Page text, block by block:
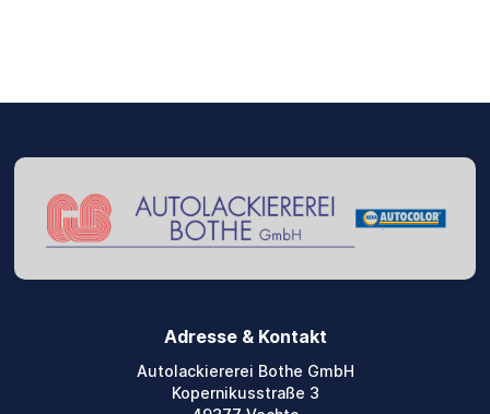
Adresse & Kontakt
Autolackiererei Bothe GmbH
Kopernikusstraße 3